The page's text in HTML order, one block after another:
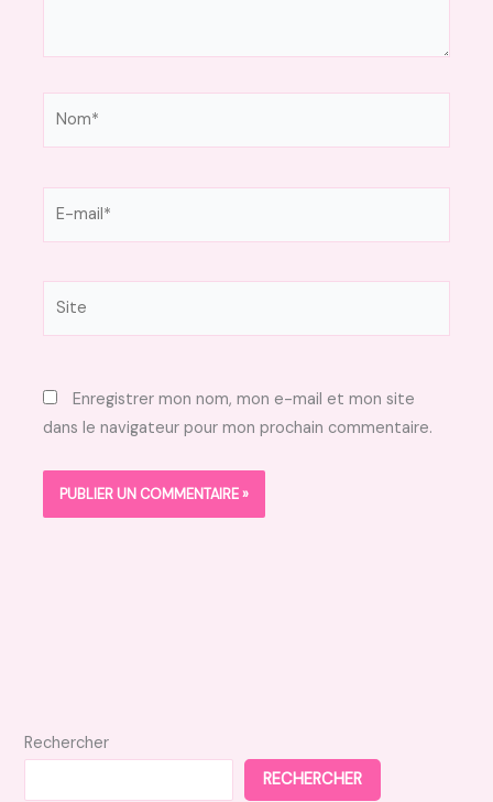
Enregistrer mon nom, mon e-mail et mon site
dans le navigateur pour mon prochain commentaire.
Rechercher
RECHERCHER